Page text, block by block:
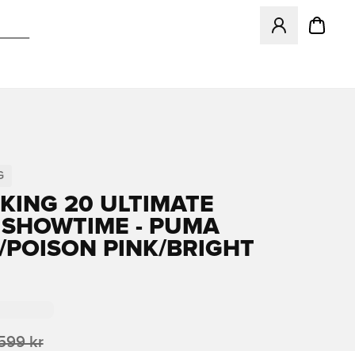
Åpner en
20 ULTIMATE
SHOWTIME - PUMA
PINK/BRIGHT
kr